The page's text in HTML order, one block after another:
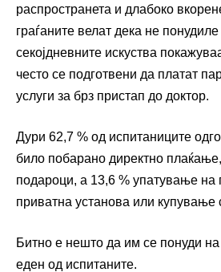
распространета и длабоко
граѓаните велат дека не понудиле
секојдневните искуства
често се подготвени да платат
услуги за брз пристап до доктор.
Дури 62,7 % од испитаниците
било побарано директно
подароци, а 13,6 % упатување на
приватна установа или
Битно е нешто да им се понуди на
еден од испитаните.